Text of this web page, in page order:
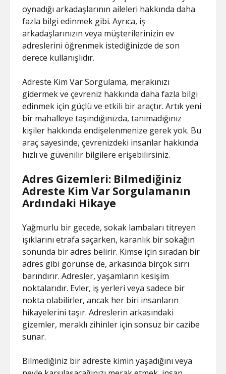
oynadığı arkadaşlarının aileleri hakkında daha
fazla bilgi edinmek gibi. Ayrıca, iş
arkadaşlarınızın veya müşterilerinizin ev
adreslerini öğrenmek istediğinizde de son
derece kullanışlıdır.
Adreste Kim Var Sorgulama, merakınızı
gidermek ve çevreniz hakkında daha fazla bilgi
edinmek için güçlü ve etkili bir araçtır. Artık yeni
bir mahalleye taşındığınızda, tanımadığınız
kişiler hakkında endişelenmenize gerek yok. Bu
araç sayesinde, çevrenizdeki insanlar hakkında
hızlı ve güvenilir bilgilere erişebilirsiniz.
Adres Gizemleri: Bilmediğiniz
Adreste Kim Var Sorgulamanın
Ardındaki Hikaye
Yağmurlu bir gecede, sokak lambaları titreyen
ışıklarını etrafa saçarken, karanlık bir sokağın
sonunda bir adres belirir. Kimse için sıradan bir
adres gibi görünse de, arkasında birçok sırrı
barındırır. Adresler, yaşamların kesişim
noktalarıdır. Evler, iş yerleri veya sadece bir
nokta olabilirler, ancak her biri insanların
hikayelerini taşır. Adreslerin arkasındaki
gizemler, meraklı zihinler için sonsuz bir cazibe
sunar.
Bilmediğiniz bir adreste kimin yaşadığını veya